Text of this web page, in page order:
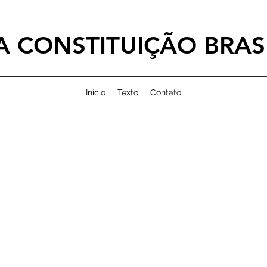
CONSTITUIÇÃO
Início Texto Contato